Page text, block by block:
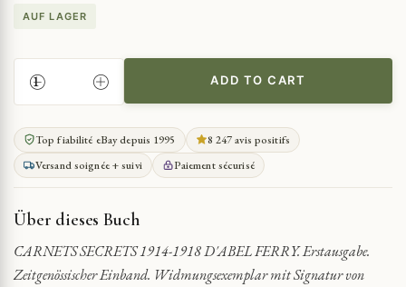
AUF LAGER
GEHEIME
TAGEBÜCHER
DES
ERSTEN
WELTKRIEGS
QUANTITY
ADD TO CART
Top fiabilité eBay depuis 1995
8 247 avis positifs
Versand soignée + suivi
Paiement sécurisé
Über dieses Buch
CARNETS SECRETS 1914-1918 D'ABEL FERRY. Erstausgabe.
Zeitgenössischer Einband. Widmungsexemplar mit Signatur von